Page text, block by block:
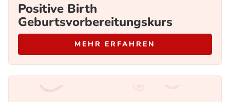
Positive Birth
Geburtsvorbereitungskurs
MEHR ERFAHREN